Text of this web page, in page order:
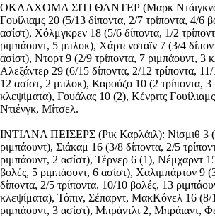
ΟΚΛΑΧΟΜΑ ΣΙΤΙ ΘΑΝΤΕΡ (Μαρκ
Γουίλιαμς 20 (5/13 δίποντα, 2/7 τρίποντα, 4/6
ασίστ), Χόλμγκρεν 18 (5/6 δίποντα, 1/2
ριμπάουντ, 5 μπλοκ), Χάρτενσταϊν 7 (3/4
ασίστ), Ντορτ 9 (2/9 τρίποντα, 7 ριμπάουντ, 3
Αλεξάντερ 29 (6/15 δίποντα, 2/12 τρίποντα,
12 ασίστ, 2 μπλοκ), Καρούζο 10 (2 τρίποντα, 3
κλεψίματα), Γουάλας 10 (2), Κένριτς
Ντιένγκ, Μίτσελ.
ΙΝΤΙΑΝΑ ΠΕΙΣΕΡΣ (Ρικ Καρλάιλ): Νίσμιθ 3
ριμπάουντ), Σιάκαμ 16 (3/8 δίποντα, 2/5
ριμπάουντ, 2 ασίστ), Τέρνερ 6 (1), Νέμχαρντ
βολές, 5 ριμπάουντ, 6 ασίστ), Χαλιμπάρτον 9
δίποντα, 2/5 τρίποντα, 10/10 βολές, 13
κλεψίματα), Τόπιν, Σέπαρντ, ΜακΚόνελ 16 (8/
ριμπάουντ, 3 ασίστ), Μπράντλι 2, Μπράιαντ,